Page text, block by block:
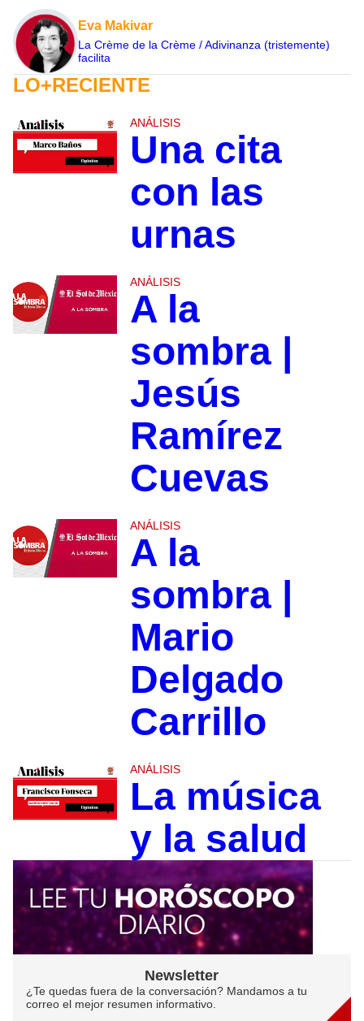
Eva Makivar
La Crème de la Crème / Adivinanza (tristemente)
facilita
LO+RECIENTE
ANÁLISIS
Una cita
con las
urnas
ANÁLISIS
A la
sombra |
Jesús
Ramírez
Cuevas
ANÁLISIS
A la
sombra |
Mario
Delgado
Carrillo
ANÁLISIS
La música
y la salud
Newsletter
¿Te quedas fuera de la conversación? Mandamos a tu
correo el mejor resumen informativo.